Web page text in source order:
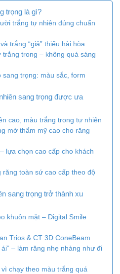
trọng là gì?
trắng tự nhiên đúng chuẩn
trắng “giả” thiếu hài hòa
trong – không quá sáng
trọng: màu sắc, form
sang trọng được ưa
cao, màu trắng trong tự nhiên
mờ thẩm mỹ cao cho răng
lựa chọn cao cấp cho khách
răng toàn sứ cao cấp theo độ
sang trọng trở thành xu
khuôn mặt – Digital Smile
Trios & CT 3D ConeBeam
– làm răng nhẹ nhàng như đi
chạy theo màu trắng quá